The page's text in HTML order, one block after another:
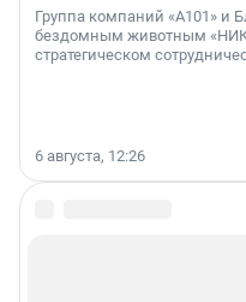
Группа компаний «А101» и
бездомным животным
стратегическом
6 августа, 12:26